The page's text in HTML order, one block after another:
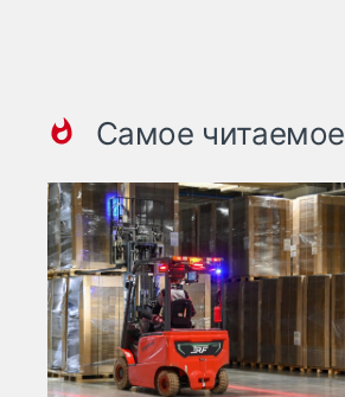
Самое читаемое